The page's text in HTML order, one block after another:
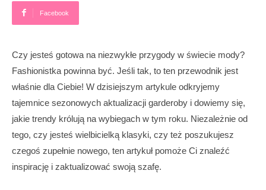
Facebook
Czy jesteś gotowa na niezwykłe przygody w świecie mody?
Fashionistka powinna być. Jeśli tak, to ten przewodnik jest
właśnie dla Ciebie! W dzisiejszym artykule odkryjemy
tajemnice sezonowych aktualizacji garderoby i dowiemy się,
jakie trendy królują na wybiegach w tym roku. Niezależnie od
tego, czy jesteś wielbicielką klasyki, czy też poszukujesz
czegoś zupełnie nowego, ten artykuł pomoże Ci znaleźć
inspirację i zaktualizować swoją szafę.